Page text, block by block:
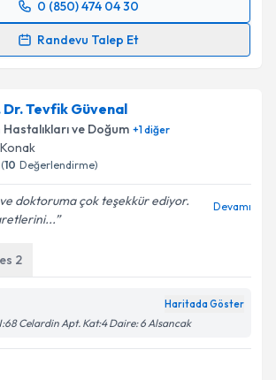
0 (850) 474 04 30
Randevu Talep Et
Takvimi Talebi
bir takvim hazırlandığında e-posta ile
'ni okudum ve kişisel verilerimin belirtilen
Dr. Tevfik Güvenal
Hastalıkları ve Doğum +1diğer
(10 Değerlendirme)
doktoruma çok teşekkür ediyor.
Devamı
2
Haritada Göster
Celardin Apt. Kat:4 Daire: 6 Alsancak